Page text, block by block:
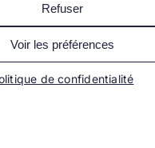
Refuser
Voir les préférences
de confidentialité